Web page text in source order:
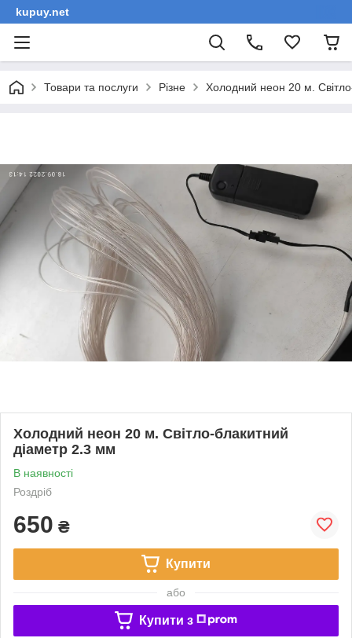
kupuy.net
Товари та послуги Різне Холодний неон 20 м.
Холодний неон 20 м. Світло-блакитний
діаметр 2.3 мм
В наявності
Роздріб
650 ₴
Купити
або
Купити з